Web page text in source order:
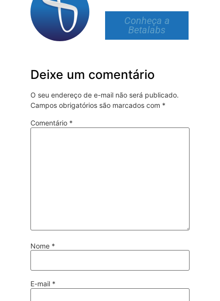
Conheça a
Betalabs
Deixe um comentário
O seu endereço de e-mail não será publicado.
Campos obrigatórios são marcados com *
Comentário *
Nome *
E-mail *